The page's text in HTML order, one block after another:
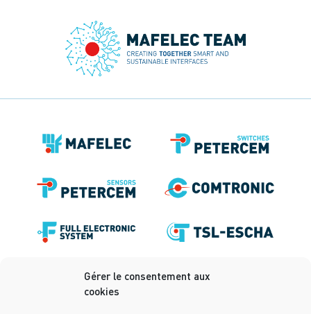
Gérer le consentement aux
cookies